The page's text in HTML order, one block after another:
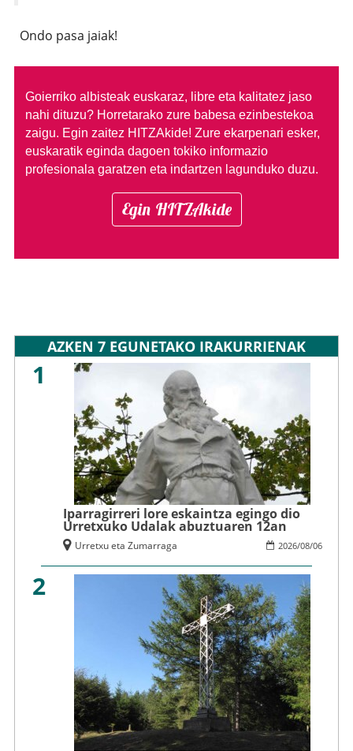
Ondo pasa jaiak!
Goierriko albisteak euskaraz, libre eta kalitatez jaso
nahi dituzu? Horretarako zure babesa ezinbestekoa
zaigu. Egin zaitez HITZAkide! Zure ekarpenari esker,
euskaratik eginda dagoen tokiko informazio
profesionala garatzen eta indartzen lagunduko duzu.
Egin HITZAkide
AZKEN 7 EGUNETAKO IRAKURRIENAK
1
Iparragirreri lore eskaintza egingo dio
Urretxuko Udalak abuztuaren 12an
2026/08/06
Urretxu eta Zumarraga
2